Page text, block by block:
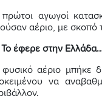
αγωγοί
αέριο, με σκοπό
έφερε στην
αέριο μπήκε
να